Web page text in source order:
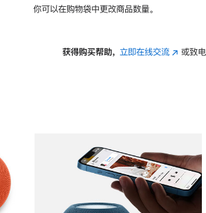
你可以在购物袋中更改商品数量。
获得购买帮助， 立即在线交流(在 或致电
图像 图库 图像 4